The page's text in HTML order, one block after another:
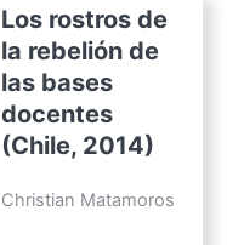
Los rostros de
la rebelión de
las bases
docentes
(Chile, 2014)
Christian Matamoros